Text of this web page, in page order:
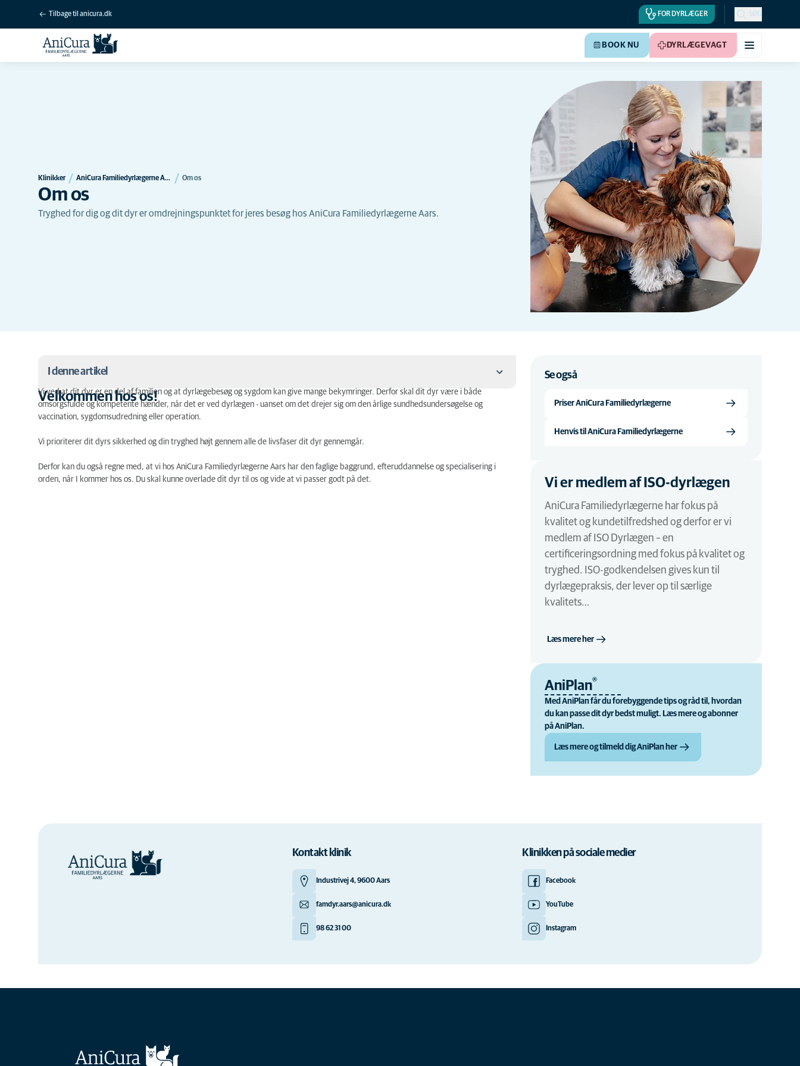
Tilbage til anicura.dk FOR DYRLÆGER SØG
BOOK NU DYRLÆGEVAGT
Klinikker AniCura Familiedyrlægerne Aars Om os
Om os
Tryghed for dig og dit dyr er omdrejningspunktet for jeres besøg hos AniCura Familiedyrlægerne Aars.
I denne artikel
Velkommen hos os!
Velkommen hos os!
Vi ved at dit dyr er en del af familien og at dyrlægebesøg og sygdom kan give mange bekymringer. Derfor skal dit dyr være i både
omsorgsfulde og kompetente hænder, når det er ved dyrlægen - uanset om det drejer sig om den årlige sundhedsundersøgelse og
vaccination, sygdomsudredning eller operation.
Vi prioriterer dit dyrs sikkerhed og din tryghed højt gennem alle de livsfaser dit dyr gennemgår.
Derfor kan du også regne med, at vi hos AniCura Familiedyrlægerne Aars har den faglige baggrund, efteruddannelse og specialisering i
orden, når I kommer hos os. Du skal kunne overlade dit dyr til os og vide at vi passer godt på det.
Se også
Priser AniCura Familiedyrlægerne
Henvis til AniCura Familiedyrlægerne
Vi er medlem af ISO-dyrlægen
AniCura Familiedyrlægerne har fokus på
kvalitet og kundetilfredshed og derfor er vi
medlem af ISO Dyrlægen – en
certificeringsordning med fokus på kvalitet og
tryghed. ISO-godkendelsen gives kun til
dyrlægepraksis, der lever op til særlige
kvalitets…
Læs mere her
AniPlan®
Med AniPlan får du forebyggende tips og råd til, hvordan
du kan passe dit dyr bedst muligt. Læs mere og abonner
på AniPlan.
Læs mere og tilmeld dig AniPlan her
Kontakt klinik
Industrivej 4, 9600 Aars
famdyr.aars@anicura.dk
98 62 31 00
Klinikken på sociale medier
Facebook
YouTube
Instagram